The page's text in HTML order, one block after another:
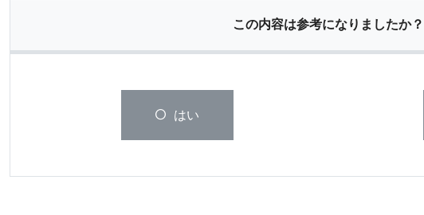
この内容は参考になりましたか？
はい